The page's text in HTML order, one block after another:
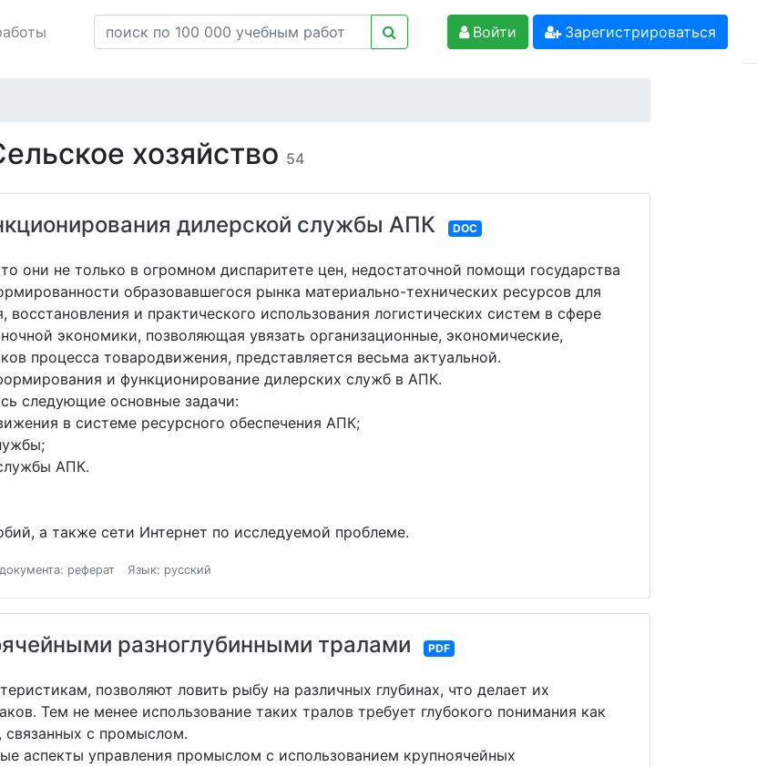
Войти Зарегистрироваться
хозяйство 54
дилерской службы АПК DOC
они не только в огромном диспаритете цен, недостаточной помощи государства
образовавшегося рынка материально-технических ресурсов для
и практического использования логистических систем в сфере
экономики, позволяющая увязать организационные, экономические,
процесса товародвижения, представляется весьма актуальной.
и функционирование дилерских служб в АПК.
следующие основные задачи:
в системе ресурсного обеспечения АПК;
АПК.
а также сети Интернет по исследуемой проблеме.
реферат Язык: русский
разноглубинными тралами PDF
позволяют ловить рыбу на различных глубинах, что делает их
Тем не менее использование таких тралов требует глубокого понимания как
связанных с промыслом.
аспекты управления промыслом с использованием крупноячейных